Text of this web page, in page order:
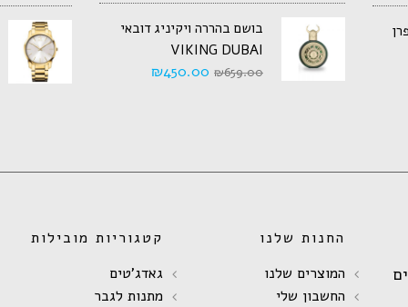
בושם בהררה ויקיניג דובאי
VIKING DUBAI
₪659.00
₪450.00
קטגוריות מובילות
גאדג'טים
מתנות לגבר
החנות שלנו
המוצרים שלנו
החשבון שלי